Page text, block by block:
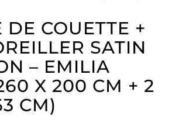
DE COUETTE +
SATIN
– EMILIA
X 200 CM + 2
CM)